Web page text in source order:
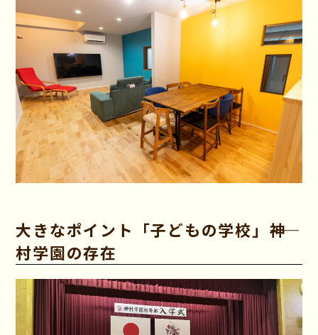
大きなポイント「子どもの学校」――神
村学園の存在